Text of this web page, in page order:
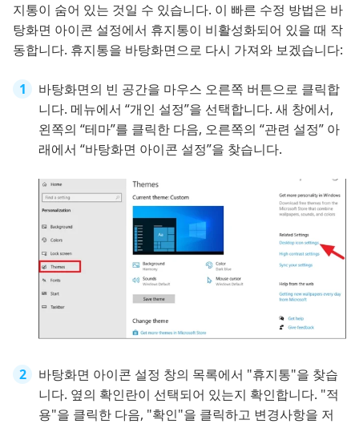
지통이 숨어 있는 것일 수 있습니다. 이 빠른 수정 방법은 바
탕화면 아이콘 설정에서 휴지통이 비활성화되어 있을 때 작
동합니다. 휴지통을 바탕화면으로 다시 가져와 보겠습니다:
바탕화면의 빈 공간을 마우스 오른쪽 버튼으로 클릭합
니다. 메뉴에서 “개인 설정”을 선택합니다. 새 창에서,
왼쪽의 “테마”를 클릭한 다음, 오른쪽의 “관련 설정” 아
래에서 “바탕화면 아이콘 설정”을 찾습니다.
바탕화면 아이콘 설정 창의 목록에서 "휴지통"을 찾습
니다. 옆의 확인란이 선택되어 있는지 확인합니다. "적
용"을 클릭한 다음, "확인"을 클릭하고 변경사항을 저